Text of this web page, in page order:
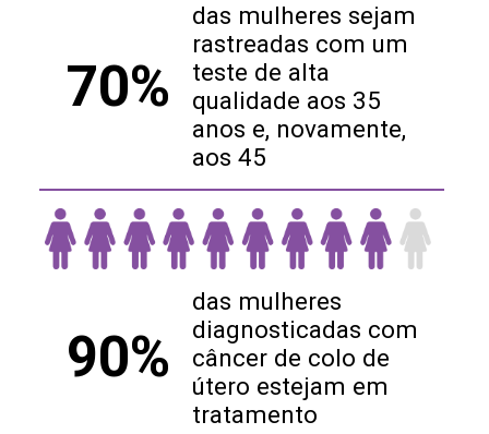
70%
das mulheres sejam
rastreadas com um
teste de alta
qualidade aos 35
anos e, novamente,
aos 45
90%
das mulheres
diagnosticadas com
câncer de colo de
útero estejam em
tratamento